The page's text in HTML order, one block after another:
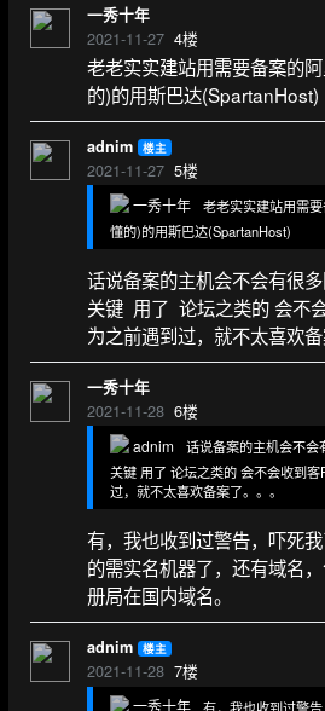
一秀十年
2021-11-27 4楼
老老实实建站用需要备案的
的)的用斯巴达(SpartanHost)
adnim 楼主
2021-11-27 5楼
一秀十年
老老实实建站用需
懂的)的用斯巴达(SpartanHost)
话说备案的主机会不会有很
关键 用了 论坛之类的 会不
为之前遇到过，就不太喜欢备
一秀十年
2021-11-28 6楼
adnim
话说备案的主机会不
关键 用了 论坛之类的 会不会收到
过，就不太喜欢备案了。。。
有，我也收到过警告，吓死
的需实名机器了，还有域名
册局在国内域名。
adnim 楼主
2021-11-28 7楼
一秀十年 有，我也收到过警